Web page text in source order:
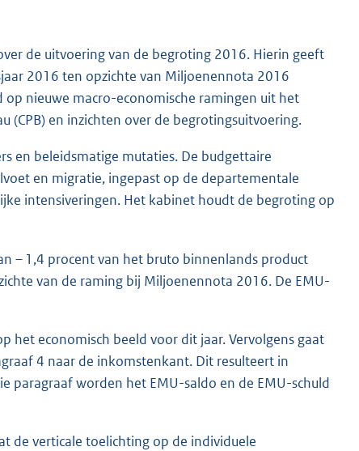
de uitvoering van de begroting 2016. Hierin geeft
2016 ten opzichte van Miljoenennota 2016
op nieuwe macro-economische ramingen uit het
(CPB) en inzichten over de begrotingsuitvoering.
en beleidsmatige mutaties. De budgettaire
en migratie, ingepast op de departementale
intensiveringen. Het kabinet houdt de begroting op
– 1,4 procent van het bruto binnenlands product
van de raming bij Miljoenennota 2016. De EMU-
het economisch beeld voor dit jaar. Vervolgens gaat
4 naar de inkomstenkant. Dit resulteert in
paragraaf worden het EMU-saldo en de EMU-schuld
de verticale toelichting op de individuele